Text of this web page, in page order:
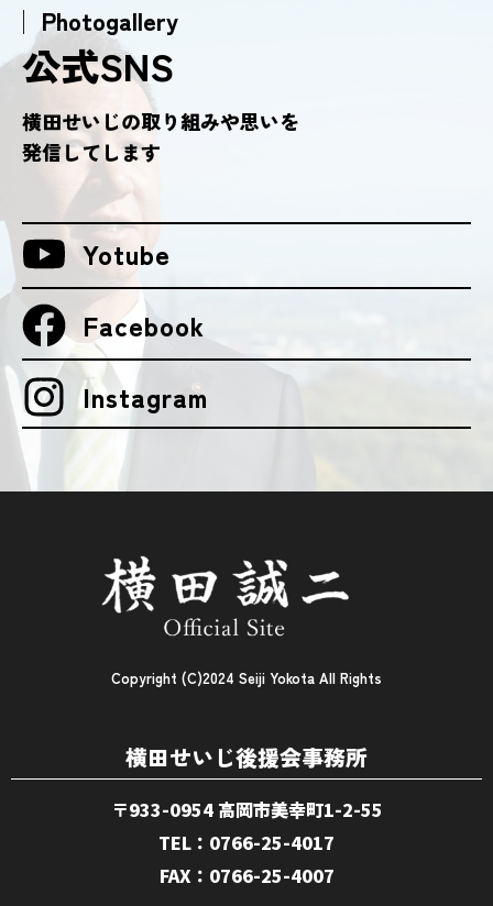
│ Photogallery
公式SNS
横田せいじの取り組みや思いを
発信してします
Yotube
Facebook
Instagram
Copyright (C)2024 Seiji Yokota All Rights
横田せいじ後援会事務所
〒933-0954 高岡市美幸町1-2-55
TEL：0766-25-4017
FAX：0766-25-4007